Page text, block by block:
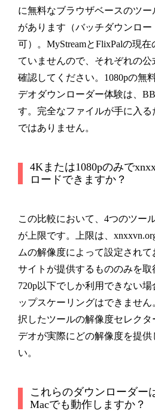
に無料なブラウザベースのツ
があります（バッチダウンロ
可）。MyStreamとFlixPalの現
ていませんので、それぞれの
確認してください。1080pの無
デオダウンローダー体験は、
す。完全なファイルが手に入
ではありません。
4Kまたは1080pのみで
ロードできますか？
この比較において、4つのツー
が上限です。上限は、
ムの解像度によって設定され
サイトが提供するもののみを
720p以下でしか利用できない
ップスケーリングはできませ
択したツールの解像度セレク
デオが実際にどの解像度を提
い。
これらのダウンローダー
Macでも動作しますか？